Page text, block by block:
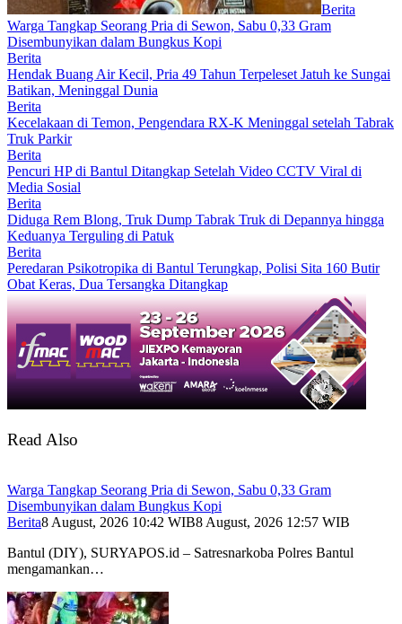
Berita
Warga Tangkap Seorang Pria di Sewon, Sabu 0,33 Gram
Disembunyikan dalam Bungkus Kopi
Berita
Hendak Buang Air Kecil, Pria 49 Tahun Terpeleset Jatuh ke Sungai
Batikan, Meninggal Dunia
Berita
Kecelakaan di Temon, Pengendara RX-K Meninggal setelah Tabrak
Truk Parkir
Berita
Pencuri HP di Bantul Ditangkap Setelah Video CCTV Viral di
Media Sosial
Berita
Diduga Rem Blong, Truk Dump Tabrak Truk di Depannya hingga
Keduanya Terguling di Patuk
Berita
Peredaran Psikotropika di Bantul Terungkap, Polisi Sita 160 Butir
Obat Keras, Dua Tersangka Ditangkap
Read Also
Warga Tangkap Seorang Pria di Sewon, Sabu 0,33 Gram
Disembunyikan dalam Bungkus Kopi
Berita8 August, 2026 10:42 WIB8 August, 2026 12:57 WIB
Bantul (DIY), SURYAPOS.id – Satresnarkoba Polres Bantul
mengamankan…